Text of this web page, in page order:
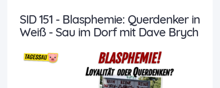
SID 151 - Blasphemie: Querdenker in
Weiß - Sau im Dorf mit Dave Brych